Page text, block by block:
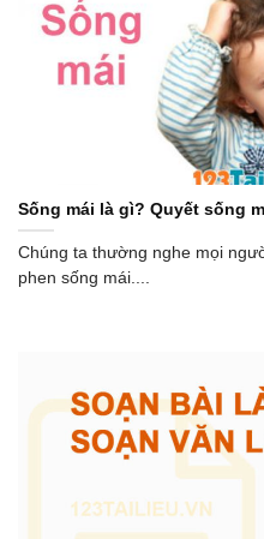
Sống mái là gì? Quyết sống
Chúng ta thường nghe mọi
phen sống mái....